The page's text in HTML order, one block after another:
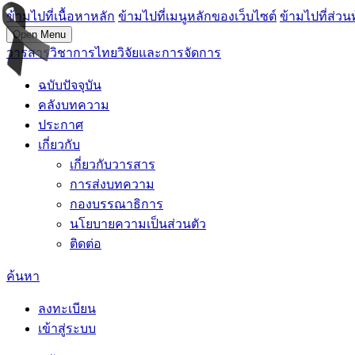
ข้ามไปที่เนื้อหาหลัก ข้ามไปที่เมนูหลักของเว็บไซต์ ข้ามไปที่ส่วน
Open Menu
วารสารวิชาการไทยวิจัยและการจัดการ
ฉบับปัจจุบัน
คลังบทความ
ประกาศ
เกี่ยวกับ
เกี่ยวกับวารสาร
การส่งบทความ
กองบรรณาธิการ
นโยบายความเป็นส่วนตัว
ติดต่อ
ค้นหา
ลงทะเบียน
เข้าสู่ระบบ